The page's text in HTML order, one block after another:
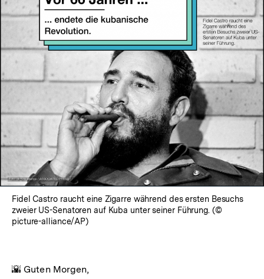
Fidel Castro raucht eine Zigarre während des ersten Besuchs
zweier US-Senatoren auf Kuba unter seiner Führung. (©
picture-alliance/AP)
🌇 Guten Morgen,